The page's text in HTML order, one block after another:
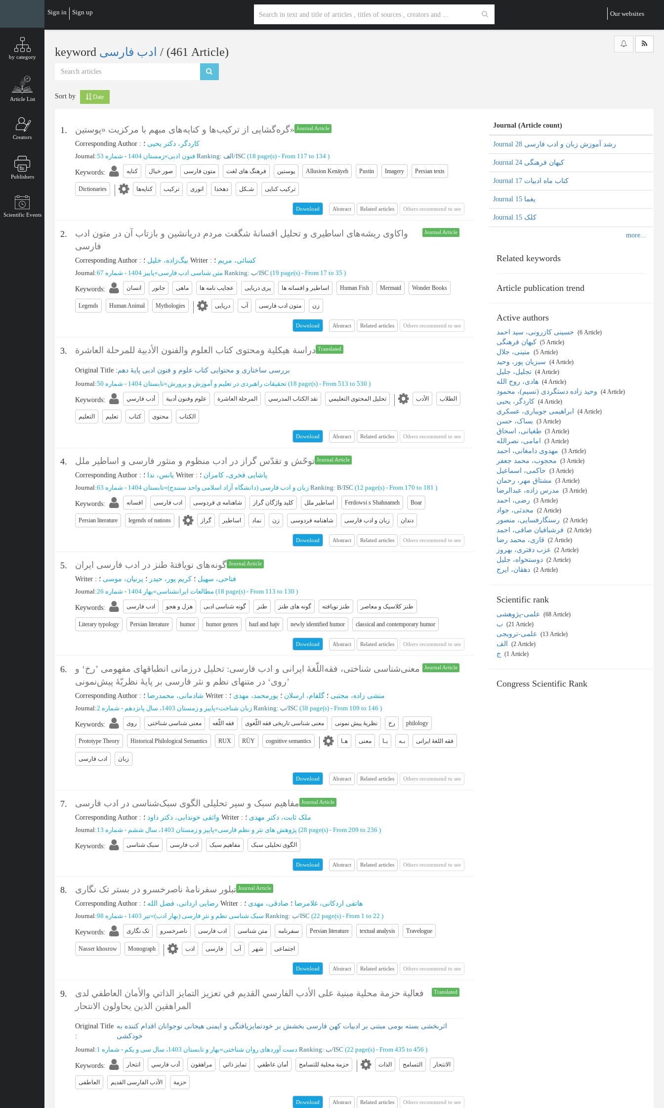
Sign in Sign up Our websites
by category
Article List
Creators
Publishers
Scientific Events
keyword ‎/ (461 Article)
Sort by Date
1. گره‌گشایی از ترکیب‌ها و کنایه‌های مبهم با مرکزیت «پوستین» Journal Article
Corresponding Author : کاردگر، دکتر یحیی ؛
Journal: فنون ادبی»زمستان 1404 - شماره 53 Ranking: الف/ISC (‎18 page(s) - From 117 to 134 )
Keywords: کنایه صور خیال متون فارسی فرهنگ های لغت پوستین Allusion Kenāyeh Pustin Imagery Persian texts
Dictionaries کنایه‌ها ترکیب انوری دهخدا شـکل ترکیب کنایی
Download Abstract Related articles Others recommend to see
2.
واکاوی ریشه‌های اساطیری و تحلیل افسانۀ شگفت مردم دریانشین و بازتاب آن در متون ادب
فارسی
Journal Article
Corresponding Author : بیگ‌زاده، خلیل Writer : کسائی، مریم ؛
Journal: متن شناسی ادب فارسی»پاییز 1404 - شماره 67 Ranking: ب/ISC (‎19 page(s) - From 17 to 35 )
Keywords: انسان جانور ماهی عجایب نامه ها پری دریایی اساطیر و افسانه ها Human Fish Mermaid Wonder Books
Legends Human Animal Mythologies دریایی آب متون ادب فارسی زن
Download Abstract Related articles Others recommend to see
3. دراسة هيكلية ومحتوى كتاب العلوم والفنون الأدبية للمرحلة العاشرة Translated
Original Title :بررسی ساختاری و محتوایی کتاب علوم و فنون ادبی پایۀ دهم
Journal: تحقیقات راهبردی در تعلیم و آموزش و پرورش»تابستان 1404 - شماره 50 (‎18 page(s) - From 513 to 530 )
Keywords: أدب فارسي علوم وفنون أدبية المرحلة العاشرة نقد الكتاب المدرسي تحليل المحتوى التعليمي الأدب الطلاب
التعلیم تعلیم کتاب محتوى الکتاب
Download Abstract Related articles Others recommend to see
4. توحّش و تقدّس گراز در ادب منظوم و منثور فارسی و اساطیر ملل Journal Article
Corresponding Author : یانس، ندا Writer : پاشایی فخری، کامران ؛
Journal: زبان و ادب فارسی (دانشگاه آزاد اسلامی واحد سنندج)»تابستان 1404 - شماره 63 Ranking: B/ISC (‎12 page(s) - From 170 to 181 )
Keywords: افسانه ادب فارسی شاهنامه ی فردوسی کلید واژگان گراز اساطیر ملل Ferdowsi s Shahnameh Boar
Persian literature legends of nations گراز اساطیر نماد زن شاهنامه فردوسی زبان و ادب فارسی دندان
Download Abstract Related articles Others recommend to see
5. گونه‌های نویافتۀ طنز در ادب فارسی ایران Journal Article
Writer : فتاحی، سهیل ؛ کریم پور، حیدر ؛ پرنیان، موسی ؛
Journal: مطالعات ایرانشناسی»بهار 1404 - شماره 26 (‎18 page(s) - From 113 to 130 )
Keywords: ادب فارسی هزل و هجو گونه شناسی ادبی طنز گونه های طنز طنز نویافته طنز کلاسیک و معاصر
Literary typology Persian literature humor humor genres hazl and hajv newly identified humor classical and contemporary humor
Download Abstract Related articles Others recommend to see
6.
معنی‌شناسی شناختی، فقه‌اللّغۀ ایرانی و ادب فارسی: تحلیل درزمانی انطباقهای مفهومی ’رخ‘ و
’روی‘ در متنهای نظم و نثر فارسی بر پایۀ نظریّۀ پیش‌نمونی
Journal Article
Corresponding Author : شادمانی، محمدرضا Writer : منشی زاده، مجتبی ؛ گلفام، ارسلان ؛ پورمحمد، مهدی ؛
Journal: زبان شناخت»پاییز و زمستان 1403، سال پانزدهم - شماره 2 Ranking: ب/ISC (‎38 page(s) - From 109 to 146 )
Keywords: روی معنی شناسی شناختی فقه اللّغه معنی شناسی تاریخی فقه اللّغوی نظریۀ پیش نمونی رخ philology
Prototype Theory Historical Philological Semantics RUX RŪY cognitive semantics هـا معنی بـا بـه فقه اللغۀ ایرانی
ادب فارسی زبان
Download Abstract Related articles Others recommend to see
7. مفاهیم سبک و سیر تحلیلی الگوی سبک‌شناسی در ادب فارسی Journal Article
Corresponding Author : واثقی خوندابی، دکتر داود Writer : ملک ثابت، دکتر مهدی ؛
Journal: پژوهش های نثر و نظم فارسی»پاییز و زمستان 1403، سال ششم - شماره 13 (‎28 page(s) - From 209 to 236 )
Keywords: سبک شناسی ادب فارسی مفاهیم سبک الگوی تحلیلی سبک
Download Abstract Related articles Others recommend to see
8. تبلور سفرنامۀ ناصرخسرو در بستر تک نگاری Journal Article
Corresponding Author : رضایی اردانی، فضل الله Writer : هاتفی اردکانی، غلامرضا ؛ صادقی، مهدی ؛
Journal: سبک شناسی نظم و نثر فارسی (بهار ادب)»تیر 1403 - شماره 98 Ranking: ب/ISC (‎22 page(s) - From 1 to 22 )
Keywords: تک نگاری ناصرخسرو ادب فارسی متن شناسی سفرنامه Persian literature textual analysis Travelogue
Nasser khosrow Monograph ادب فارسی آب شهر اجتماعی
Download Abstract Related articles Others recommend to see
9.
فعالية حزمة محلية مبنية على الأدب الفارسي القديم في تعزيز التمايز الذاتي والأمان العاطفي لدى
المراهقين الذين يحاولون الانتحار
Translated
Original Title
:
اثربخشی بسته بومی مبتنی بر ادبیات کهن فارسی بخشش بر خودتمایزیافتگی و ایمنی هیجانی نوجوانان اقدام کننده به
خودکشی
Journal: دست آوردهای روان شناختی»بهار و تابستان 1403، سال سی و یکم - شماره 1 Ranking: ب/ISC (‎22 page(s) - From 435 to 456 )
Keywords: انتحار أدب فارسي مراهقون تمايز ذاتي أمان عاطفي حزمة محلية للتسامح الذات التسامح الانتحار
العاطفی الأدب الفارسی القدیم حزمة
Download Abstract Related articles Others recommend to see
Journal (Article count)
Journal رشد آموزش زبان و ادب فارسی 28
Journal کیهان فرهنگی 24
Journal کتاب ماه ادبیات 17
Journal یغما 15
Journal کلک 15
Related keywords
Article publication trend
Active authors
‎ (6 Article)
‎ (5 Article)
‎ (5 Article)
‎ (4 Article)
‎ (4 Article)
‎ (4 Article)
‎ (4 Article)
‎ (4 Article)
‎ (4 Article)
‎ (3 Article)
‎ (3 Article)
‎ (3 Article)
‎ (3 Article)
‎ (3 Article)
‎ (3 Article)
‎ (3 Article)
‎ (3 Article)
‎ (3 Article)
‎ (2 Article)
‎ (2 Article)
‎ (2 Article)
‎ (2 Article)
‎ (2 Article)
‎ (2 Article)
‎ (2 Article)
Scientific rank
‎ (68 Article)
‎ (21 Article)
‎ (13 Article)
‎ (2 Article)
‎ (1 Article)
Congress Scientific Rank